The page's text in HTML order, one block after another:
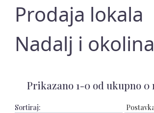
Prodaja lokala
Nadalj i okolina
Prikazano 1-0 od ukupno 0
Sortiraj: